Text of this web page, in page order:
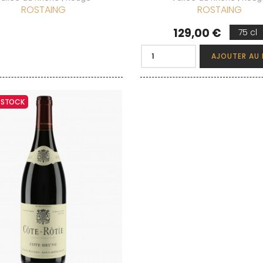
ROSTAING ROSTAING
Prix
129,00 € 75 cl
AJOUTER AU